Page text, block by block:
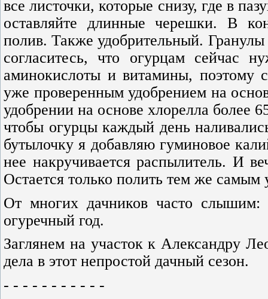
все листочки, которые снизу, где в
оставляйте длинные черешки. В
полив. Также удобрительный.
согласитесь, что огурцам сейчас
аминокислоты и витамины,
уже проверенным удобрением на
удобрении на основе хлорелла более
чтобы огурцы каждый день
бутылочку я добавляю гуминовое
нее накручивается распылитель. И
Остается только полить тем же
От многих дачников часто слышим:
огуречный год.
Заглянем на участок к Александру
дела в этот непростой дачный сезон.
- - - - - - - - - - -